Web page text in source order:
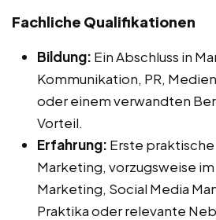
Fachliche Qualifikationen
Bildung: Ein Abschluss in
Kommunikation, PR,
oder einem verwandten
Vorteil.
Erfahrung: Erste
Marketing, vorzugsweise
Marketing, Social Media
Praktika oder relevante